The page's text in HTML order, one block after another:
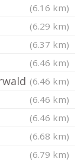
(6.16 km)
(6.29 km)
(6.37 km)
(6.46 km)
(6.46 km)
(6.46 km)
(6.46 km)
(6.68 km)
(6.79 km)